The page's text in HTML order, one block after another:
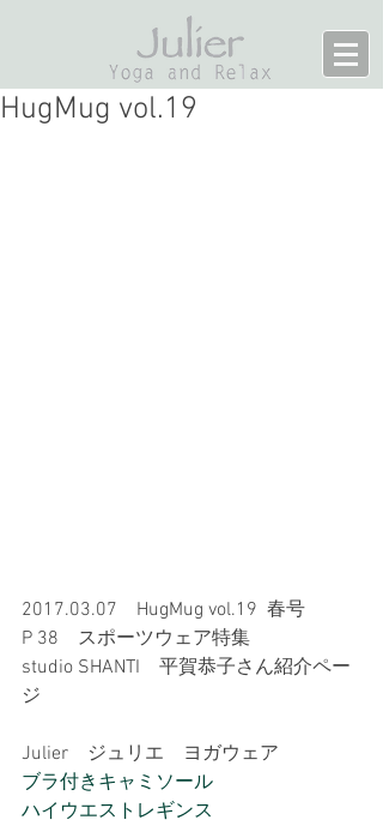
HugMug vol.19
2017.03.07　HugMug vol.19  春号
P 38　スポーツウェア特集
studio SHANTI　平賀恭子さん紹介ペー
ジ
Julier　ジュリエ　ヨガウェア
ブラ付きキャミソール
ハイウエストレギンス